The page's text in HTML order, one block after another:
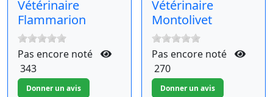
Vétérinaire
Flammarion
Pas encore noté
343
Vétérinaire
Montolivet
Pas encore noté
270